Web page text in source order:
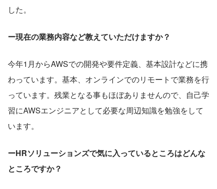
した。
ー現在の業務内容など教えていただけますか？
今年1月からAWSでの開発や要件定義、基本設計などに携
わっています。基本、オンラインでのリモートで業務を行
っています。残業となる事もほぼありませんので、自己学
習にAWSエンジニアとして必要な周辺知識を勉強をして
います。
ーHRソリューションズで気に入っているところはどんな
ところですか？